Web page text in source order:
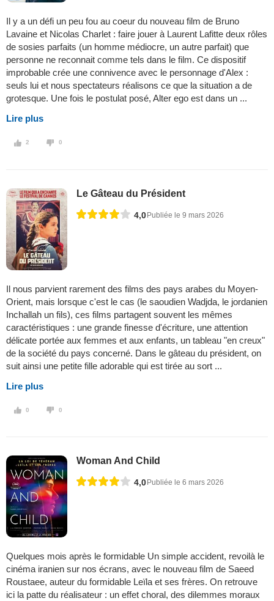
Il y a un défi un peu fou au coeur du nouveau film de Bruno
Lavaine et Nicolas Charlet : faire jouer à Laurent Lafitte deux rôles
de sosies parfaits (un homme médiocre, un autre parfait) que
personne ne reconnait comme tels dans le film. Ce dispositif
improbable crée une connivence avec le personnage d'Alex :
seuls lui et nous spectateurs réalisons ce que la situation a de
grotesque. Une fois le postulat posé, Alter ego est dans un ...
Lire plus
2 0
Le Gâteau du Président
4,0 Publiée le 9 mars 2026
Il nous parvient rarement des films des pays arabes du Moyen-
Orient, mais lorsque c'est le cas (le saoudien Wadjda, le jordanien
Inchallah un fils), ces films partagent souvent les mêmes
caractéristiques : une grande finesse d'écriture, une attention
délicate portée aux femmes et aux enfants, un tableau "en creux"
de la société du pays concerné. Dans le gâteau du président, on
suit ainsi une petite fille adorable qui est tirée au sort ...
Lire plus
0 0
Woman And Child
4,0 Publiée le 6 mars 2026
Quelques mois après le formidable Un simple accident, revoilà le
cinéma iranien sur nos écrans, avec le nouveau film de Saeed
Roustaee, auteur du formidable Leïla et ses frères. On retrouve
ici la patte du réalisateur : un effet choral, des dilemmes moraux